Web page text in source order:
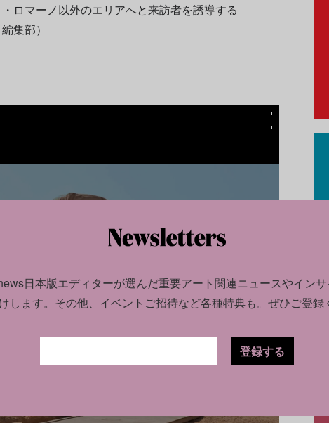
ロマーノ以外のエリアへと来訪者を誘導する
集部）
い世界の遺跡ベスト24──
ンペイ、ピラミッド、三
日本版エディターが選んだ重要アート関連ニュースやイン
します。 その他、イベントご招待など各種特典も。ぜひご登録
登録する